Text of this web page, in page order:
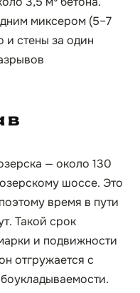
миксером (5–7
и стены за один
в
— около 130
шоссе. Это
время в пути
Такой срок
и подвижности
отгружается с